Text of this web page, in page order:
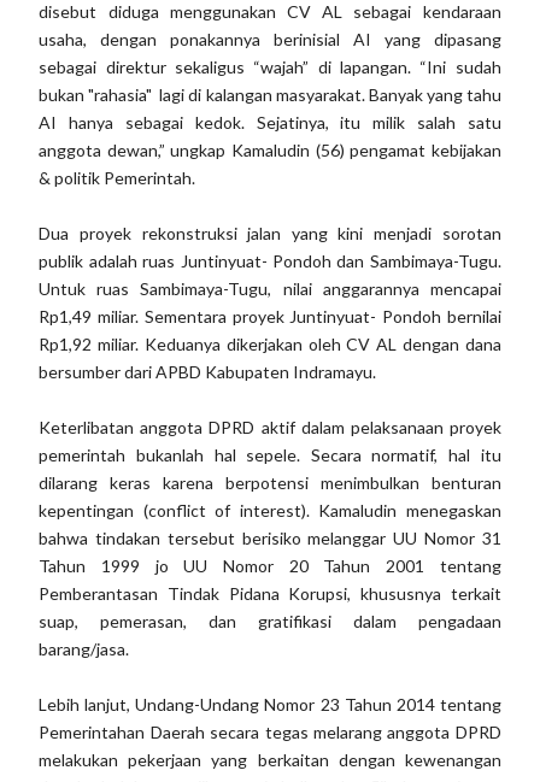
disebut diduga menggunakan CV AL sebagai kendaraan
usaha, dengan ponakannya berinisial AI yang dipasang
sebagai direktur sekaligus “wajah” di lapangan. “Ini sudah
bukan "rahasia" lagi di kalangan masyarakat. Banyak yang tahu
AI hanya sebagai kedok. Sejatinya, itu milik salah satu
anggota dewan,” ungkap Kamaludin (56) pengamat kebijakan
& politik Pemerintah.
Dua proyek rekonstruksi jalan yang kini menjadi sorotan
publik adalah ruas Juntinyuat- Pondoh dan Sambimaya-Tugu.
Untuk ruas Sambimaya-Tugu, nilai anggarannya mencapai
Rp1,49 miliar. Sementara proyek Juntinyuat- Pondoh bernilai
Rp1,92 miliar. Keduanya dikerjakan oleh CV AL dengan dana
bersumber dari APBD Kabupaten Indramayu.
Keterlibatan anggota DPRD aktif dalam pelaksanaan proyek
pemerintah bukanlah hal sepele. Secara normatif, hal itu
dilarang keras karena berpotensi menimbulkan benturan
kepentingan (conflict of interest). Kamaludin menegaskan
bahwa tindakan tersebut berisiko melanggar UU Nomor 31
Tahun 1999 jo UU Nomor 20 Tahun 2001 tentang
Pemberantasan Tindak Pidana Korupsi, khususnya terkait
suap, pemerasan, dan gratifikasi dalam pengadaan
barang/jasa.
Lebih lanjut, Undang-Undang Nomor 23 Tahun 2014 tentang
Pemerintahan Daerah secara tegas melarang anggota DPRD
melakukan pekerjaan yang berkaitan dengan kewenangan